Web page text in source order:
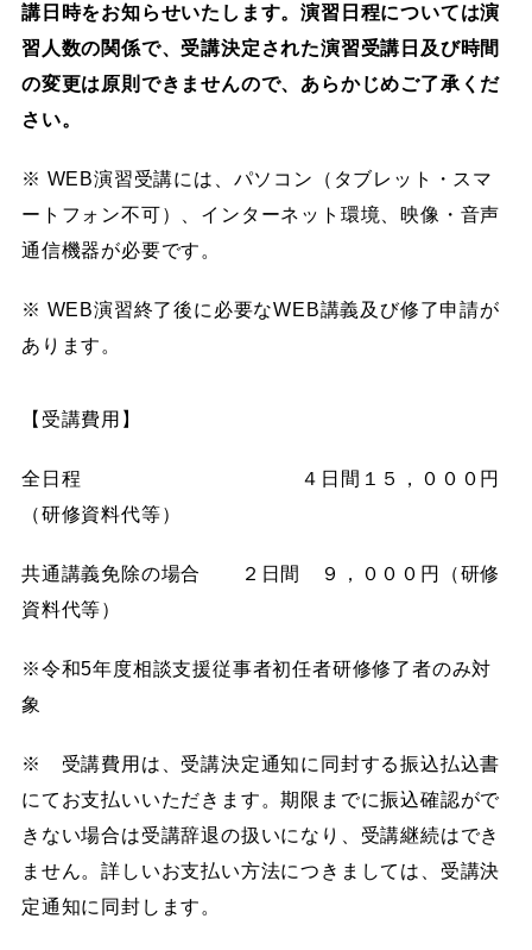
講日時をお知らせいたします。演習日程については演
習人数の関係で、受講決定された演習受講日及び時間
の変更は原則できませんので、あらかじめご了承くだ
さい。
※ WEB演習受講には、パソコン（タブレット・スマ
ートフォン不可）、インターネット環境、映像・音声
通信機器が必要です。
※ WEB演習終了後に必要なWEB講義及び修了申請が
あります。
【受講費用】
全日程 ４日間１５，０００円
（研修資料代等）
共通講義免除の場合 ２日間 ９，０００円（研修
資料代等）
※令和5年度相談支援従事者初任者研修修了者のみ対
象
※ 受講費用は、受講決定通知に同封する振込払込書
にてお支払いいただきます。期限までに振込確認がで
きない場合は受講辞退の扱いになり、受講継続はでき
ません。詳しいお支払い方法につきましては、受講決
定通知に同封します。